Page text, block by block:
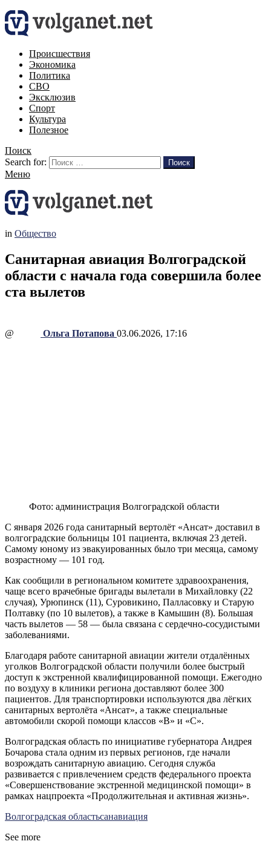
Происшествия
Экономика
Политика
СВО
Эксклюзив
Спорт
Культура
Полезное
Поиск
Search for:
Поиск
Меню
in Общество
Санитарная авиация Волгоградской
области с начала года совершила более
ста вылетов
@ Ольга Потапова 03.06.2026, 17:16
Фото: администрация Волгоградской области
С января 2026 года санитарный вертолёт «Ансат» доставил в
волгоградские больницы 101 пациента, включая 23 детей.
Самому юному из эвакуированных было три месяца, самому
возрастному — 101 год.
Как сообщили в региональном комитете здравоохранения,
чаще всего врачебные бригады вылетали в Михайловку (22
случая), Урюпинск (11), Суровикино, Палласовку и Старую
Полтавку (по 10 вылетов), а также в Камышин (8). Большая
часть вылетов — 58 — была связана с сердечно-сосудистыми
заболеваниями.
Благодаря работе санитарной авиации жители отдалённых
уголков Волгоградской области получили более быстрый
доступ к экстренной квалифицированной помощи. Ежегодно
по воздуху в клиники региона доставляют более 300
пациентов. Для транспортировки используются два лёгких
санитарных вертолёта «Ансат», а также специальные
автомобили скорой помощи классов «В» и «С».
Волгоградская область по инициативе губернатора Андрея
Бочарова стала одним из первых регионов, где начали
возрождать санитарную авиацию. Сегодня служба
развивается с привлечением средств федерального проекта
«Совершенствование экстренной медицинской помощи» в
рамках нацпроекта «Продолжительная и активная жизнь».
Волгоградская областьсанавиация
See more